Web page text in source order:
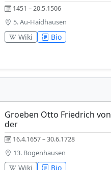
1451 – 20.5.1506
5. Au-Haidhausen
Wiki Bio
Groeben Otto Friedrich von
der
16.4.1657 – 30.6.1728
13. Bogenhausen
Wiki Bio